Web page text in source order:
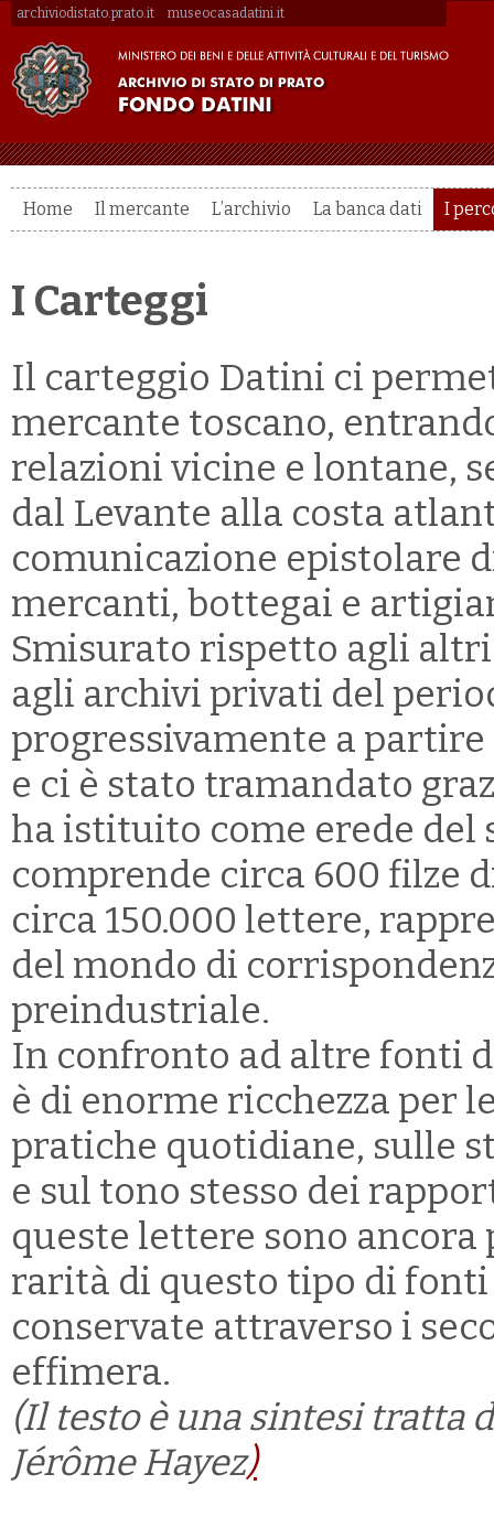
archiviodistato.prato.it museocasadatini.it
Home Il mercante L’archivio La banca dati I
I Carteggi
Il carteggio Datini ci
mercante toscano,
relazioni vicine e lontane,
dal Levante alla costa
comunicazione epistolare
mercanti, bottegai e
Smisurato rispetto agli
agli archivi privati del
progressivamente a
e ci è stato tramandato
ha istituito come erede
comprende circa 600 filze
circa 150.000 lettere,
del mondo di
preindustriale.
In confronto ad altre fonti
è di enorme ricchezza per
pratiche quotidiane, sulle
e sul tono stesso dei
queste lettere sono
rarità di questo tipo di
conservate attraverso i
effimera.
(Il testo è una sintesi tratta
Jérôme Hayez)